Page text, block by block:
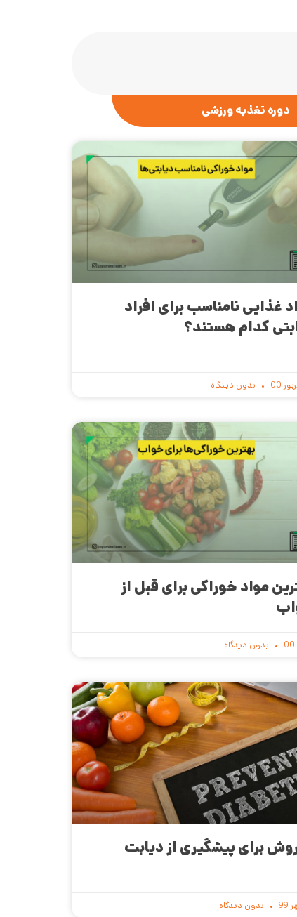
دوره تغذیه ورزشی
غذایی نامناسب برای افراد
کدام هستند؟
بدون دیدگاه
مواد خوراکی برای قبل از
بدون دیدگاه
بدون دیدگاه